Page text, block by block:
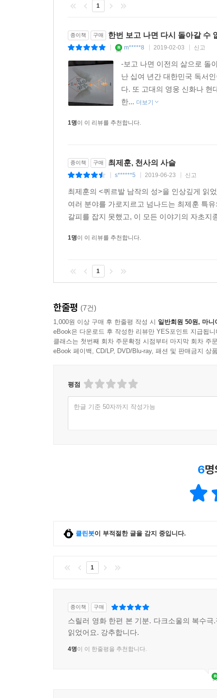
1
종이책 구매 한번 보고 나면 다시 돌아갈 수
m*****8 2019-02-03 신고
-보고 나면 이전의 삶으로 돌
난 십여 년간 대한민국 독서
다. 또 고대의 영웅 신화나 현
한... 더보기
1명이 이 리뷰를 추천합니다.
종이책 구매 최제훈, 천사의 사슬
s******5 2019-06-23 신고
최제훈의 <퀴르발 남작의 성>을 인상깊게 읽
여러 분야를 가로지르고 넘나드는 최제훈 특
갈피를 잡지 못했고, 이 모든 이야기의 자초
1명이 이 리뷰를 추천합니다.
1
한줄평 (7건)
1,000원 이상 구매 후 한줄평 작성 시 일반회원 50원, 마니
eBook은 다운로드 후 작성한 리뷰만 YES포인트 지급됩니
클래스는 첫번째 회차 주문확정 시점부터 마지막 회차 주
eBook 페이백, CD/LP, DVD/Blu-ray, 패션 및 판매금지 상
평점
한글 기준 50자까지 작성가능
6
클린봇이 부적절한 글을 감지 중입니다.
1
종이책 구매
스릴러 영화 한편 본 기분. 다크소울의 복수극
읽었어요. 강추합니다.
4명이 이 한줄평을 추천합니다.